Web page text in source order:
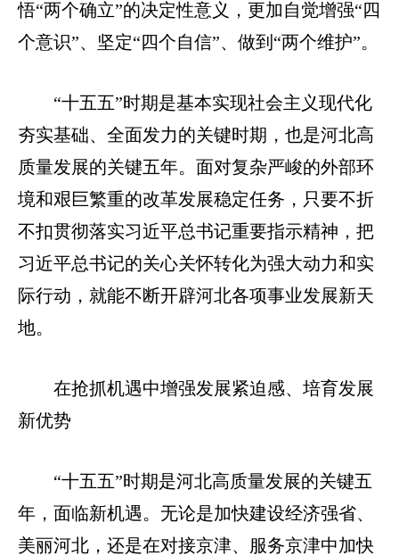
悟“两个确立”的决定性意义，更加自觉增强“四
个意识”、坚定“四个自信”、做到“两个维护”。
“十五五”时期是基本实现社会主义现代化
夯实基础、全面发力的关键时期，也是河北高
质量发展的关键五年。面对复杂严峻的外部环
境和艰巨繁重的改革发展稳定任务，只要不折
不扣贯彻落实习近平总书记重要指示精神，把
习近平总书记的关心关怀转化为强大动力和实
际行动，就能不断开辟河北各项事业发展新天
地。
在抢抓机遇中增强发展紧迫感、培育发展
新优势
“十五五”时期是河北高质量发展的关键五
年，面临新机遇。无论是加快建设经济强省、
美丽河北，还是在对接京津、服务京津中加快